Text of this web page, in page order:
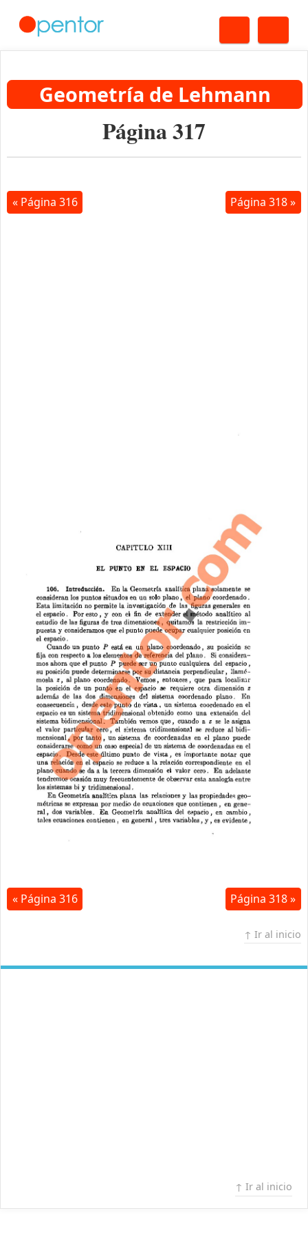
Geometría de Lehmann
Página 317
« Página 316 Página 318 »
« Página 316 Página 318 »
↑ Ir al inicio
↑ Ir al inicio